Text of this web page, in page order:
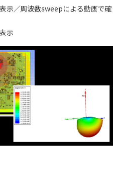
示／周波数sweepによる動画で確
示